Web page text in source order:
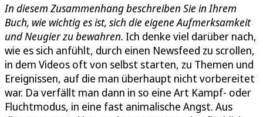
In diesem Zusammenhang beschreiben Sie in Ihrem
Buch, wie wichtig es ist, sich die eigene Aufmerksamkeit
und Neugier zu bewahren. Ich denke viel darüber nach,
wie es sich anfühlt, durch einen Newsfeed zu scrollen,
in dem Videos oft von selbst starten, zu Themen und
Ereignissen, auf die man überhaupt nicht vorbereitet
war. Da verfällt man dann in so eine Art Kampf- oder
Fluchtmodus, in eine fast animalische Angst. Aus